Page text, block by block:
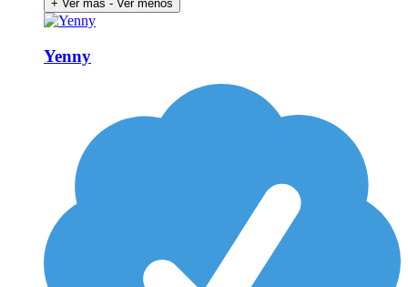
+ Ver más - Ver menos
Yenny